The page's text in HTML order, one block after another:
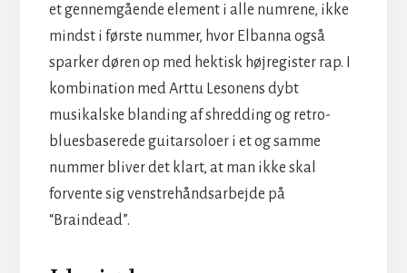
et gennemgående element i alle numrene, ikke
mindst i første nummer, hvor Elbanna også
sparker døren op med hektisk højregister rap. I
kombination med Arttu Lesonens dybt
musikalske blanding af shredding og retro-
bluesbaserede guitarsoloer i et og samme
nummer bliver det klart, at man ikke skal
forvente sig venstrehåndsarbejde på
“Braindead”.